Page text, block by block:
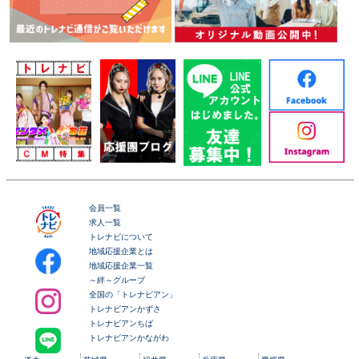
会員一覧
求人一覧
トレナビについて
地域応援企業とは
地域応援企業一覧
～絆～グループ
全国の「トレナビアン」
トレナビアンかずさ
トレナビアンちば
トレナビアンかながわ